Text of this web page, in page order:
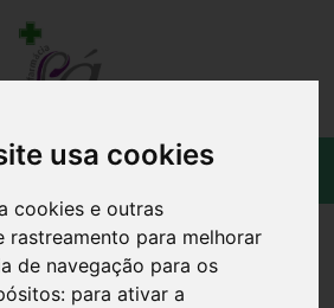
usa cookies
cookies e outras
rastreamento para melhorar
de navegação para os
para ativar a